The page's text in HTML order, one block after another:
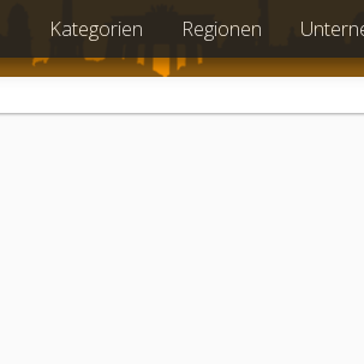
Kategorien Regionen